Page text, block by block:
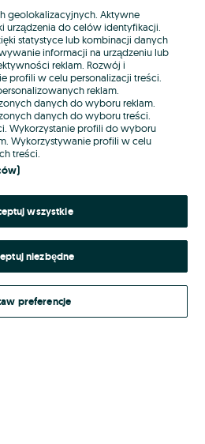
się
z dostawców wskazanych powyżej,
OLX.pl w jego aktualnym brzmieniu.
geolokalizacyjnych. Aktywne
urządzenia do celów identyfikacji.
statystyce lub kombinacji danych
informacji na urządzeniu lub
reklam. Rozwój i
profili w celu personalizacji treści.
reklam.
danych do wyboru reklam.
danych do wyboru treści.
Wykorzystanie profili do wyboru
Wykorzystywanie profili w celu
treści.
wszystkie
niezbędne
preferencje